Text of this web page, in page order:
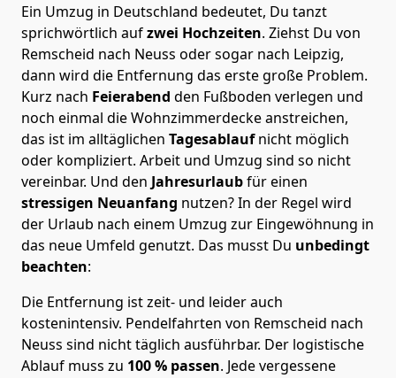
Ein Umzug in Deutschland bedeutet, Du tanzt
sprichwörtlich aufzwei Hochzeiten. Ziehst Du von
Remscheid nach Neuss oder sogar nach Leipzig,
dann wird die Entfernung das erste große Problem.
Kurz nach Feierabend den Fußboden verlegen und
noch einmal die Wohnzimmerdecke anstreichen,
das ist im alltäglichen Tagesablaufnicht möglich
oder kompliziert. Arbeit und Umzug sind so nicht
vereinbar. Und den Jahresurlaubfür einen
stressigen Neuanfang nutzen? In der Regel wird
der Urlaub nach einem Umzug zur Eingewöhnung in
das neue Umfeld genutzt. Das musst Du unbedingt
beachten:
Die Entfernung ist zeit- und leider auch
kostenintensiv. Pendelfahrten von Remscheid nach
Neuss sind nicht täglich ausführbar. Der logistische
Ablauf muss zu 100 % passen. Jede vergessene